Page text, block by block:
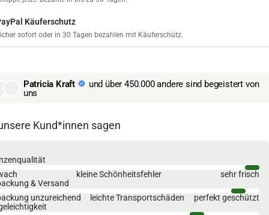
Käuferschutz
sofort oder in 30 Tagen bezahlen mit Käuferschütz.
Patricia Kraft
und über 450.000 andere sind begeistert von
uns
Kund*innen sagen
kleine Schönheitsfehler
sehr frisch
& Versand
unzureichend
leichte Transportschäden
perfekt geschützt